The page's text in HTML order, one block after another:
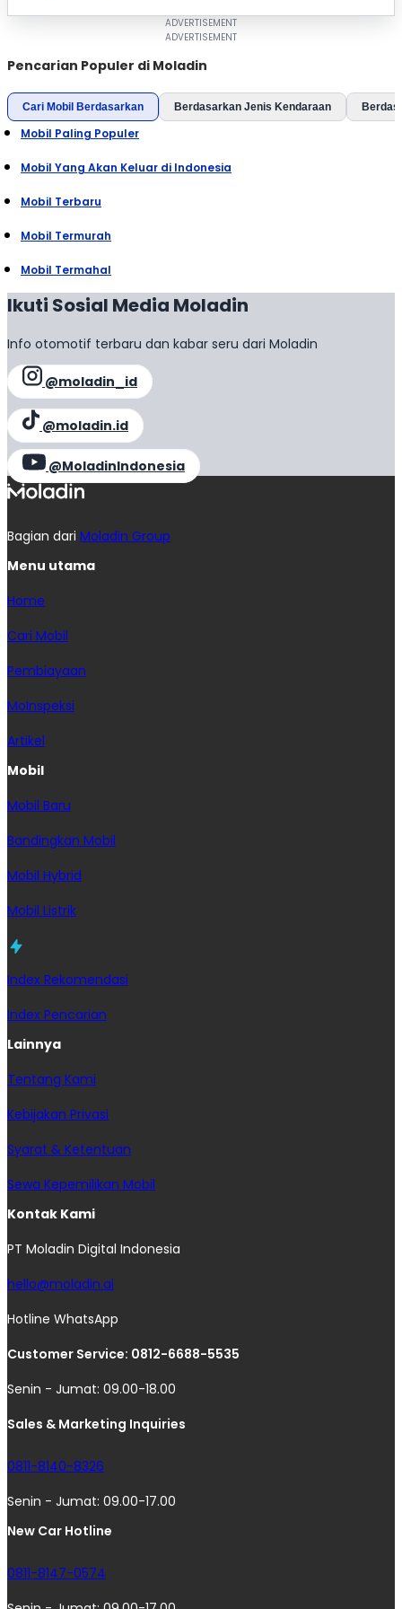
Pencarian Populer di Moladin
Cari Mobil Berdasarkan Berdasarkan Jenis Kendaraan
Mobil Paling Populer
Mobil Yang Akan Keluar di Indonesia
Mobil Terbaru
Mobil Termurah
Mobil Termahal
Ikuti Sosial Media Moladin
Info otomotif terbaru dan kabar seru dari Moladin
@moladin_id
@moladin.id
@MoladinIndonesia
Bagian dari Moladin Group
Menu utama
Home
Cari Mobil
Pembiayaan
MoInspeksi
Artikel
Mobil
Mobil Baru
Bandingkan Mobil
Mobil Hybrid
Mobil Listrik
Index Rekomendasi
Index Pencarian
Lainnya
Tentang Kami
Kebijakan Privasi
Syarat & Ketentuan
Sewa Kepemilikan Mobil
Kontak Kami
PT Moladin Digital Indonesia
hello@moladin.ai
Hotline WhatsApp
Customer Service: 0812-6688-5535
Senin - Jumat: 09.00-18.00
Sales & Marketing Inquiries
0811-8140-8326
Senin - Jumat: 09.00-17.00
New Car Hotline
0811-8147-0574